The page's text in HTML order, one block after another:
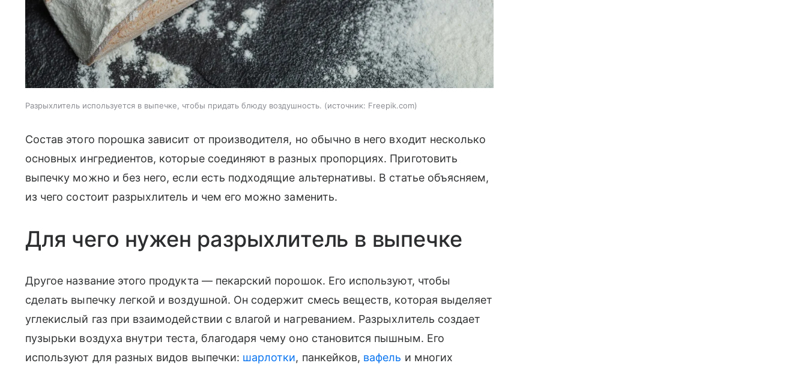
Разрыхлитель используется в выпечке, чтобы придать блюду воздушность. источник: Freepik.com
Состав этого порошка зависит от производителя, но обычно в него входит несколько
основных ингредиентов, которые соединяют в разных пропорциях. Приготовить
выпечку можно и без него, если есть подходящие альтернативы. В статье объясняем,
из чего состоит разрыхлитель и чем его можно заменить.
Для чего нужен разрыхлитель в выпечке
Другое название этого продукта — пекарский порошок. Его используют, чтобы
сделать выпечку легкой и воздушной. Он содержит смесь веществ, которая выделяет
углекислый газ при взаимодействии с влагой и нагреванием. Разрыхлитель создает
пузырьки воздуха внутри теста, благодаря чему оно становится пышным. Его
используют для разных видов выпечки: шарлотки, панкейков, вафель и многих